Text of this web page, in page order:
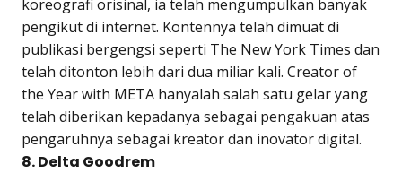
koreografi orisinal, ia telah mengumpulkan banyak
pengikut di internet. Kontennya telah dimuat di
publikasi bergengsi seperti The New York Times dan
telah ditonton lebih dari dua miliar kali. Creator of
the Year with META hanyalah salah satu gelar yang
telah diberikan kepadanya sebagai pengakuan atas
pengaruhnya sebagai kreator dan inovator digital.
8. Delta Goodrem